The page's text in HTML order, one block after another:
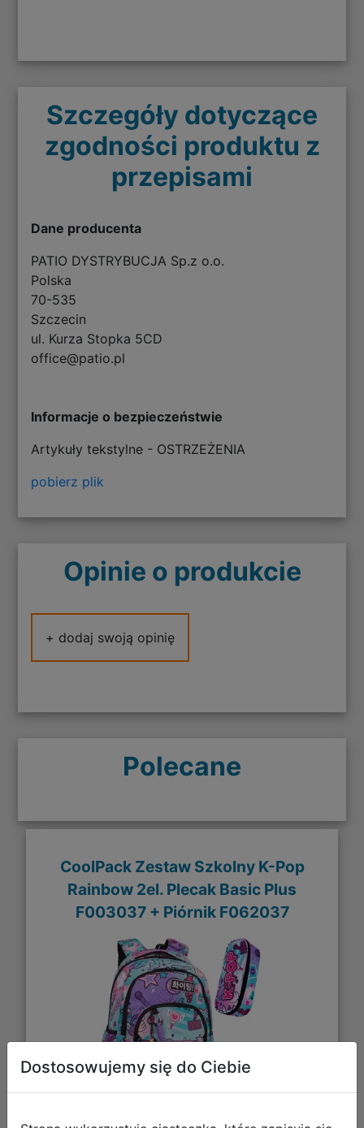
Szczegóły dotyczące
zgodności produktu z
przepisami
Dane producenta
PATIO DYSTRYBUCJA Sp.z o.o.
Polska
70-535
Szczecin
ul. Kurza Stopka 5CD
office@patio.pl
Informacje o bezpieczeństwie
Artykuły tekstylne - OSTRZEŻENIA
pobierz plik
Opinie o produkcie
+ dodaj swoją opinię
Polecane
CoolPack Zestaw Szkolny K-Pop
Rainbow 2el. Plecak Basic Plus
F003037 + Piórnik F062037
Dostosowujemy się do Ciebie